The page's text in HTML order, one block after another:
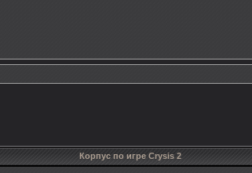
Корпус по игре Crysis 2